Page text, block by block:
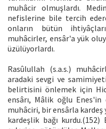
muhâcir olmuşlardı.
nefislerine bile tercih
onların bütün
muhâcirler, ensâr'a yük
üzülüyorlardı.
Rasûlullah (s.a.s.)
aradaki sevgi ve
belirtisini önlemek için
ensârı, Mâlik oğlu Enes'in
muhâciri, bir ensârla kardeş
kardeşlik bağı